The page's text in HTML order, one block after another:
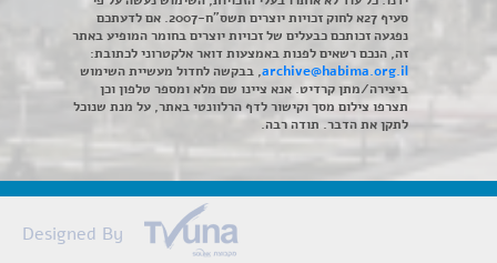
סעיף 27א לחוק זכויות יוצרים תשס"ח-2007. אם לדעתכם
נפגעה זכותכם כבעלים של זכויות יוצרים בחומר המופיע באתר
זה, הנכם רשאים לפנות באמצעות דואר אלקטרוני לכתובת:
archive@habima.org.il, בבקשה לחדול מעשיית השימוש
ביצירה/מתן קרדיט. אנא ציינו שם מלא ומספר טלפון וכן
תצרפו צילום מסך וקישור לדף הרלוונטי באתר, על מנת שנוכל
לתקן את הדבר. תודה רבה.
Designed By